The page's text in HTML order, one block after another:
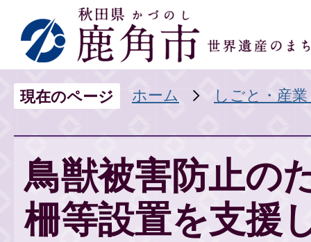
現在のページ ホーム しごと・産
鳥獣被害防止の
柵等設置を支援